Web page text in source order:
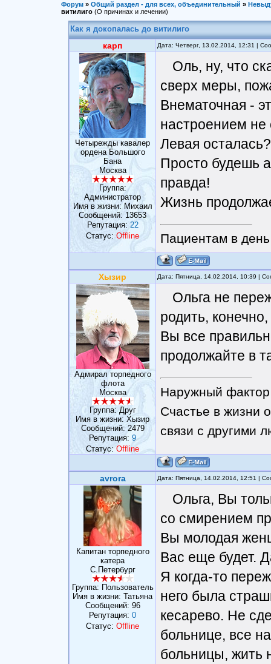
Форум » Общий раздел - для всех, объединительный »
витилиго (О причинах и лечении)
Как я докопалась до витилиго
карп Дата: Четверг, 13.02.2014, 12:31 |
Четырежды кавалер
ордена Большого
Бана
Москва
Группа:
Администратор
Имя в жизни: Михаил
Сообщений: 13653
Репутация: 22
Статус: Offline
Оль, ну, что
сверх меры,
Внематочная -
настроением не
Левая
Просто будешь
правда!
Жизнь
Пациентам в
Хызир Дата: Пятница, 14.02.2014, 10:39 |
Адмирал торпедного
флота
Москва
Группа: Друг
Имя в жизни: Хызир
Сообщений: 2479
Репутация: 9
Статус:Offline
Ольга не
родить,
Вы все
продолжайте в
Наружный фактор
Счастье в жизни
связи с другими
avrora Дата: Пятница, 14.02.2014, 12:51 |
Капитан торпедного
катера
С.Петербург
Группа: Пользователь
Имя в жизни: Татьяна
Сообщений: 96
Репутация: 0
Статус: Offline
Ольга, Вы
со смирением
Вы молодая
Вас еще будет.
Я когда-то
него была
кесарево. Не
больнице, все
больницы, жить